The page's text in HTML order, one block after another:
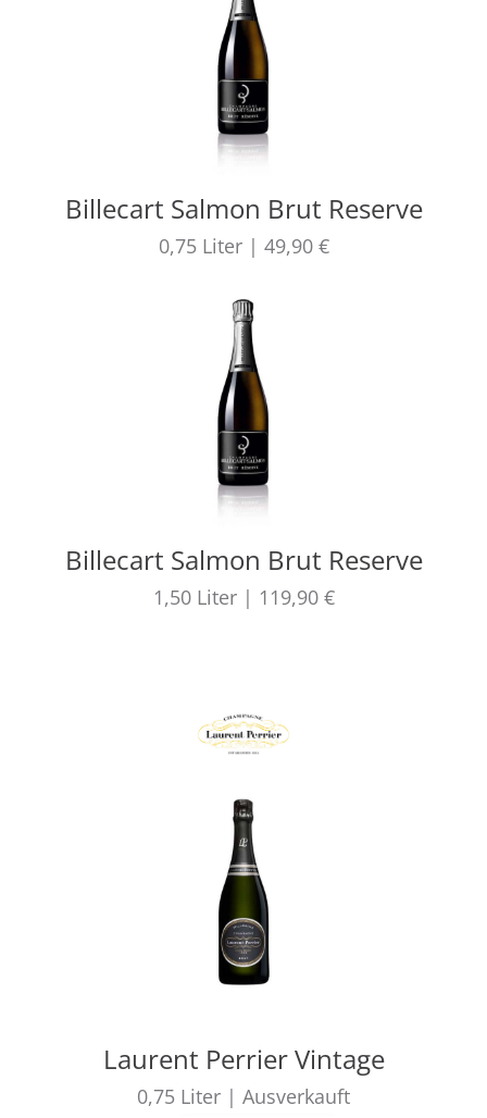
Billecart Salmon Brut Reserve
0,75 Liter | 49,90 €
Billecart Salmon Brut Reserve
1,50 Liter | 119,90 €
Laurent Perrier Vintage
0,75 Liter | Ausverkauft